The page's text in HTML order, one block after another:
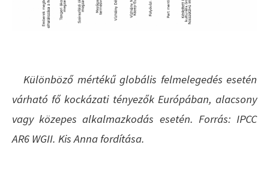
Különböző mértékű globális felmelegedés esetén
várható fő kockázati tényezők Európában, alacsony
vagy közepes alkalmazkodás esetén. Forrás: IPCC
AR6 WGII. Kis Anna fordítása.